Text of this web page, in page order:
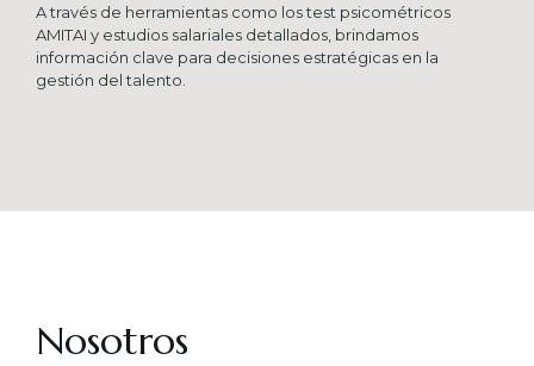
A través de herramientas como los test psicométricos
AMITAI y estudios salariales detallados, brindamos
información clave para decisiones estratégicas en la
gestión del talento.
Nosotros